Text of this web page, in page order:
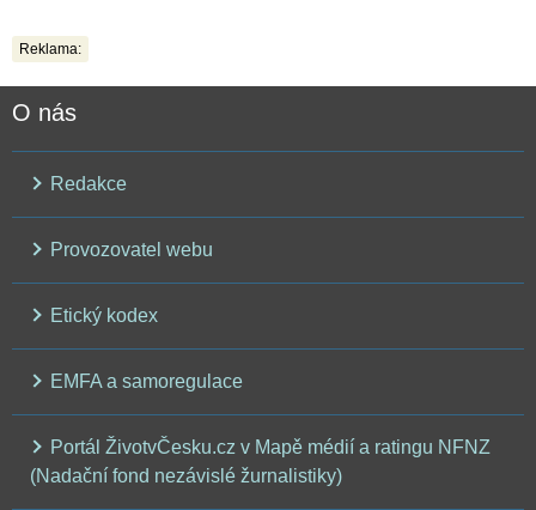
Reklama:
O nás
Redakce
Provozovatel webu
Etický kodex
EMFA a samoregulace
Portál ŽivotvČesku.cz v Mapě médií a ratingu NFNZ
(Nadační fond nezávislé žurnalistiky)